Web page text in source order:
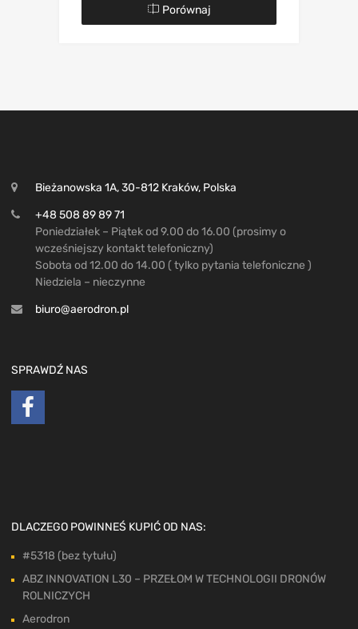
Porównaj
Bieżanowska 1A, 30-812 Kraków, Polska
+48 508 89 89 71
Poniedziałek – Piątek od 9.00 do 16.00 (prosimy o
wcześniejszy kontakt telefoniczny)
Sobota od 12.00 do 14.00 ( tylko pytania telefoniczne )
Niedziela – nieczynne
biuro@aerodron.pl
SPRAWDŹ NAS
DLACZEGO POWINNEŚ KUPIĆ OD NAS:
#5318 (bez tytułu)
ABZ INNOVATION L30 – PRZEŁOM W TECHNOLOGII DRONÓW
ROLNICZYCH
Aerodron